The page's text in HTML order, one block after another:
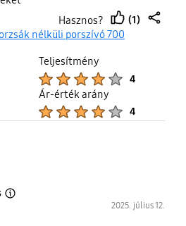
Hasznos?
thumb
(1)
nélküli porszívó 700
Teljesítmény
4
Ár-érték arány
4
2025. július 12.